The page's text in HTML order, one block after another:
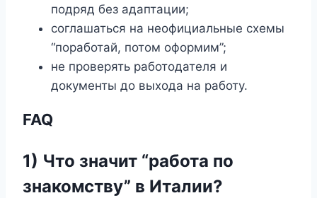
подряд без адаптации;
соглашаться на неофициальные схемы
“поработай, потом оформим”;
не проверять работодателя и
документы до выхода на работу.
FAQ
1) Что значит “работа по
знакомству” в Италии?